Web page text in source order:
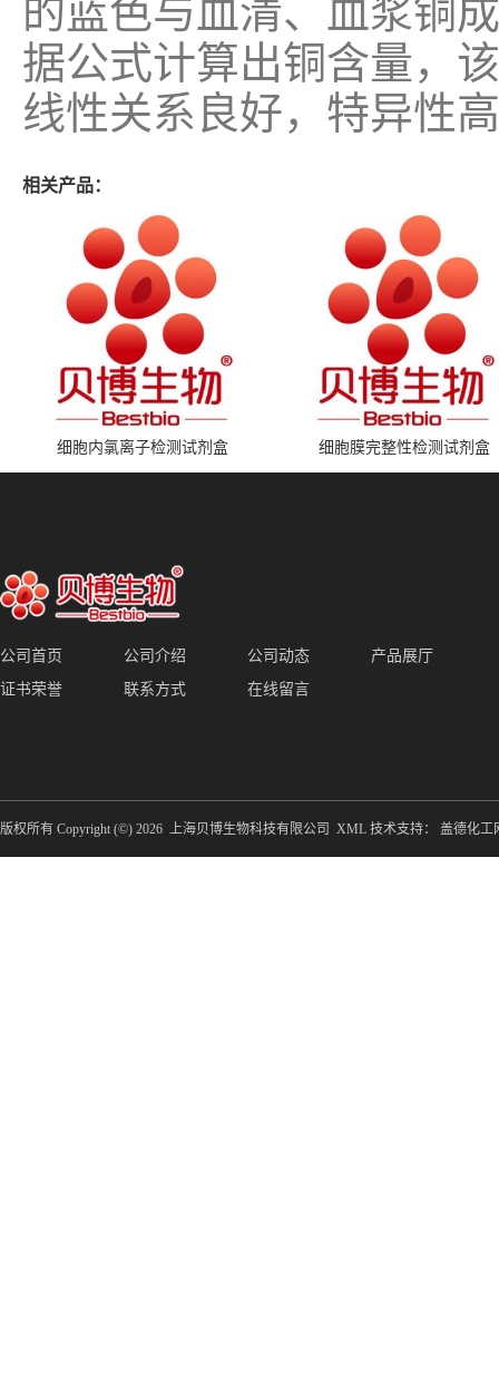
的蓝色与血清、血浆铜
据公式计算出铜含量，
线性关系良好，特异性
相关产品：
细胞内氯离子检测试剂盒 细胞膜完整性检测试剂盒
公司首页 公司介绍 公司动态
产品展厅
证书荣誉
联系方式 在线留言
版权所有 Copyright (©) 2026 上海贝博生物科技有限公司 XML 技术支持： 盖德化工